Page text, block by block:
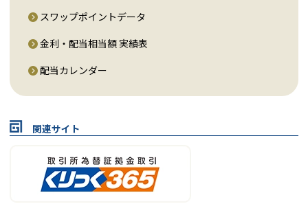
スワップポイントデータ
金利・配当相当額 実績表
配当カレンダー
関連サイト